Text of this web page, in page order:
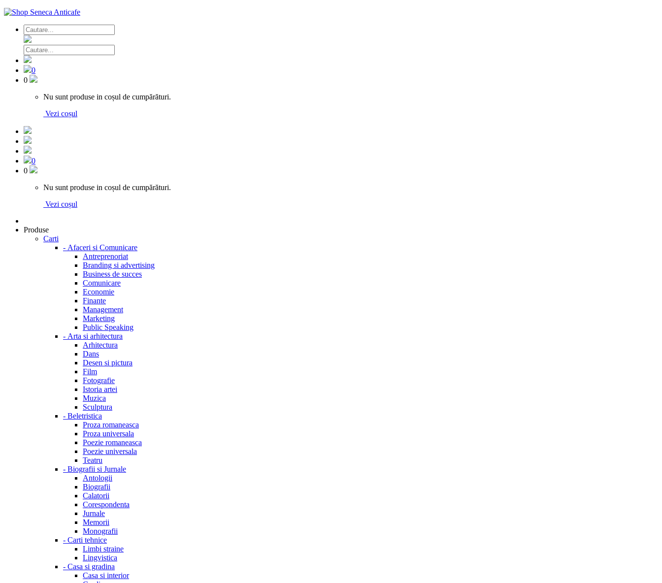
0
0
Nu sunt produse in coșul de cumpărături.
Vezi coșul
0
0
Nu sunt produse in coșul de cumpărături.
Vezi coșul
Produse
Carti
- Afaceri si Comunicare
Antreprenoriat
Branding si advertising
Business de succes
Comunicare
Economie
Finante
Management
Marketing
Public Speaking
- Arta si arhitectura
Arhitectura
Dans
Desen si pictura
Film
Fotografie
Istoria artei
Muzica
Sculptura
- Beletristica
Proza romaneasca
Proza universala
Poezie romaneasca
Poezie universala
Teatru
- Biografii si Jurnale
Antologii
Biografii
Calatorii
Corespondenta
Jurnale
Memorii
Monografii
- Carti tehnice
Limbi straine
Lingvistica
- Casa si gradina
Casa si interior